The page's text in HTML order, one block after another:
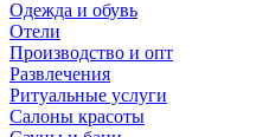
Одежда и обувь
Отели
Производство и опт
Развлечения
Ритуальные услуги
Салоны красоты